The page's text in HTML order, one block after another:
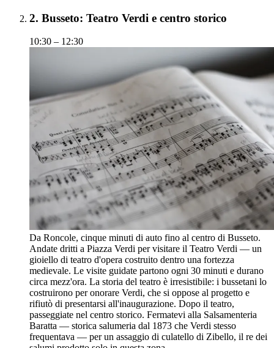
2. Busseto: Teatro Verdi e centro storico
10:30 – 12:30
Da Roncole, cinque minuti di auto fino al centro di Busseto.
Andate dritti a Piazza Verdi per visitare il Teatro Verdi — un
gioiello di teatro d'opera costruito dentro una fortezza
medievale. Le visite guidate partono ogni 30 minuti e durano
circa mezz'ora. La storia del teatro è irresistibile: i bussetani lo
costruirono per onorare Verdi, che si oppose al progetto e
rifiutò di presentarsi all'inaugurazione. Dopo il teatro,
passeggiate nel centro storico. Fermatevi alla Salsamenteria
Baratta — storica salumeria dal 1873 che Verdi stesso
frequentava — per un assaggio di culatello di Zibello, il re dei